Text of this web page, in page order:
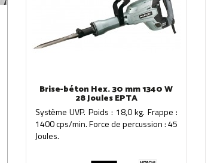
Brise-béton Hex. 30 mm 1340 W
28 Joules EPTA
Système UVP. Poids : 18,0 kg. Frappe :
1400 cps/min. Force de percussion : 45
Joules.